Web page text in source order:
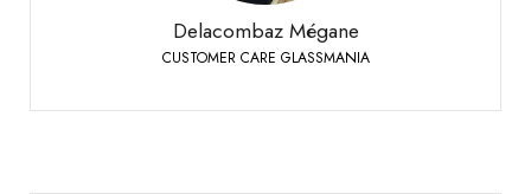
Delacombaz Mégane
CUSTOMER CARE GLASSMANIA